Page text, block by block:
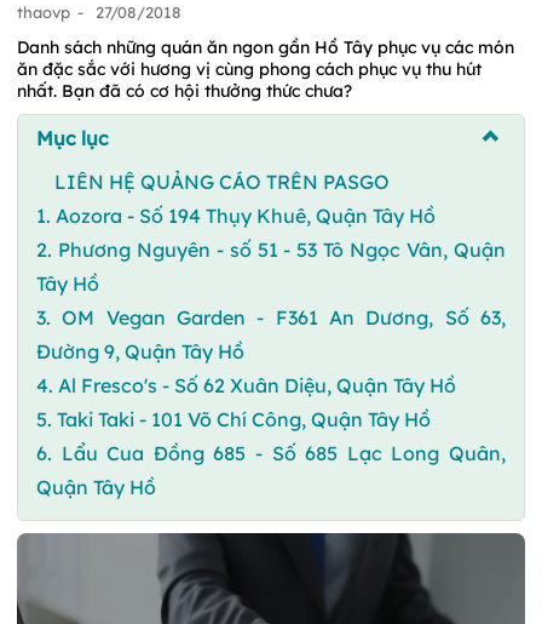
thaovp - 27/08/2018
Danh sách những quán ăn ngon gần Hồ Tây phục vụ các món
ăn đặc sắc với hương vị cùng phong cách phục vụ thu hút
nhất. Bạn đã có cơ hội thưởng thức chưa?
Mục lục
LIÊN HỆ QUẢNG CÁO TRÊN PASGO
1. Aozora - Số 194 Thụy Khuê, Quận Tây Hồ
2. Phương Nguyên - số 51 - 53 Tô Ngọc Vân, Quận
Tây Hồ
3. OM Vegan Garden - F361 An Dương, Số 63,
Đường 9, Quận Tây Hồ
4. Al Fresco's - Số 62 Xuân Diệu, Quận Tây Hồ
5. Taki Taki - 101 Võ Chí Công, Quận Tây Hồ
6. Lẩu Cua Đồng 685 - Số 685 Lạc Long Quân,
Quận Tây Hồ